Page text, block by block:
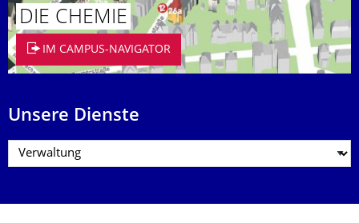
DIE CHEMIE
IM CAMPUS-NAVIGATOR
Unsere Dienste